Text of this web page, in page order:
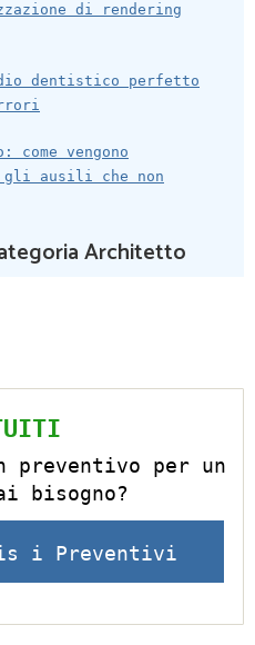
di rendering
dentistico perfetto
vengono
gli ausili che non
Architetto
preventivo per un
bisogno?
i Preventivi